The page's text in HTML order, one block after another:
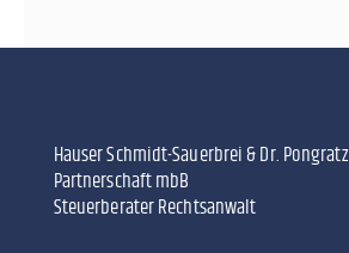
Hauser Schmidt-Sauerbrei & Dr. Pongratz
Partnerschaft mbB
Steuerberater Rechtsanwalt